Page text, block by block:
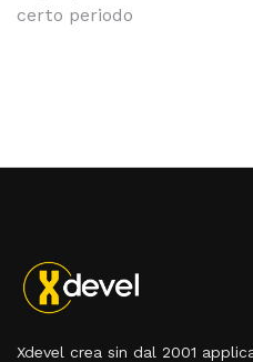
certo periodo
Xdevel crea sin dal 2001